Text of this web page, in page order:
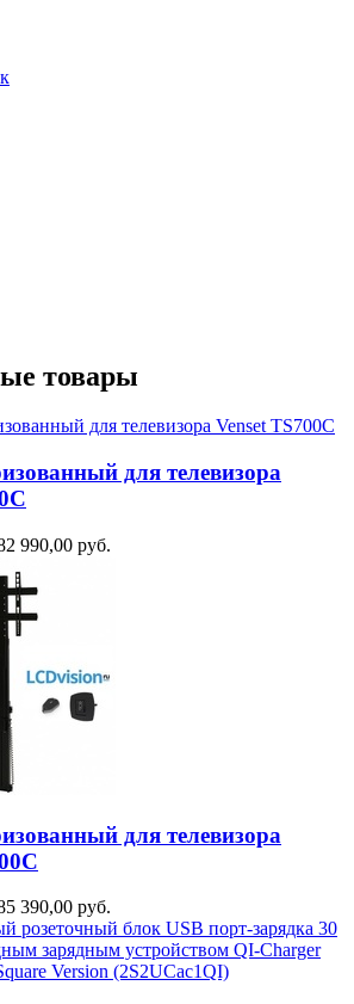
товары
для телевизора
990,00 руб.
для телевизора
390,00 руб.